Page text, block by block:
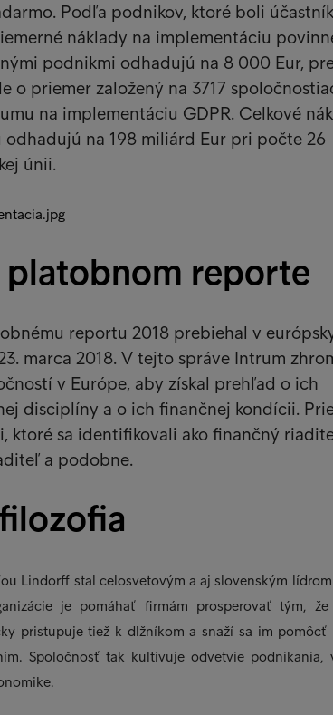
Podľa podnikov, ktoré boli
náklady na implementáciu
podnikmi odhadujú na 8 000 Eur,
o priemer založený na 3717
na implementáciu GDPR. Celkové
na 198 miliárd Eur pri počte 26
únii.
platobnom reporte
reportu 2018 prebiehal v
marca 2018. V tejto správe Intrum
v Európe, aby získal prehľad o ich
disciplíny a o ich finančnej kondícii.
ktoré sa identifikovali ako finančný
a podobne.
Lindorff stal celosvetovým a aj slovenským
je pomáhať firmám prosperovať tým,
pristupuje tiež k dlžníkom a snaží sa im pomôcť
Spoločnosť tak kultivuje odvetvie podnikania,